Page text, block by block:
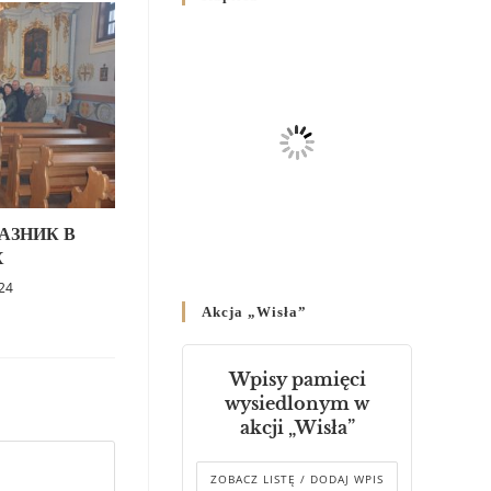
В
Родин
Справ Молоді та встановленя
складу Катихитичної Комісії
днях 2-12 липня 2024 р.”
Декрет єпископів
Перемисько-Варшавської
Митрополії стосовно
звершування Божественної
літургії
Akcja „Wisła”
Wpisy pamięci
wysiedlonym w
akcji „Wisła”
ZOBACZ LISTĘ / DODAJ WPIS